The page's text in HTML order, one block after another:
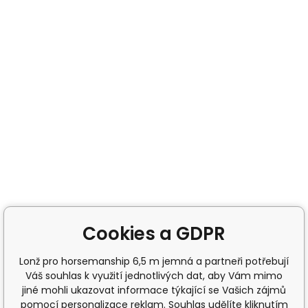
Cookies a GDPR
Lonž pro horsemanship 6,5 m jemná a partneři potřebují
Váš souhlas k využití jednotlivých dat, aby Vám mimo
jiné mohli ukazovat informace týkající se Vašich zájmů
pomocí personalizace reklam. Souhlas udělíte kliknutím